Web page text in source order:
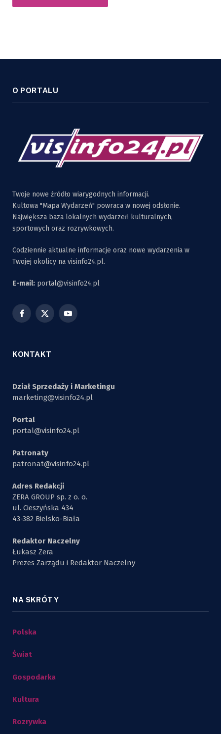
O PORTALU
Twoje nowe źródło wiarygodnych informacji.
Kultowa "Mapa Wydarzeń" powraca w nowej odsłonie.
Największa baza lokalnych wydarzeń kulturalnych,
sportowych oraz rozrywkowych.
Codziennie aktualne informacje oraz nowe wydarzenia w
Twojej okolicy na visinfo24.pl.
E-mail: portal@visinfo24.pl
Facebook
X
YouTube
KONTAKT
Dział Sprzedaży i Marketingu
marketing@visinfo24.pl
Portal
portal@visinfo24.pl
Patronaty
patronat@visinfo24.pl
Adres Redakcji
ZERA GROUP sp. z o. o.
ul. Cieszyńska 434
43-382 Bielsko-Biała
Redaktor Naczelny
Łukasz Zera
Prezes Zarządu i Redaktor Naczelny
NA SKRÓTY
Polska
Świat
Gospodarka
Kultura
Rozrywka